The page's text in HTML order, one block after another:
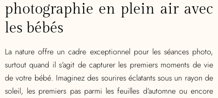
photographie en plein air avec
les bébés
La nature offre un cadre exceptionnel pour les séances photo,
surtout quand il s’agit de capturer les premiers moments de vie
de votre bébé. Imaginez des sourires éclatants sous un rayon de
soleil, les premiers pas parmi les feuilles d’automne ou encore